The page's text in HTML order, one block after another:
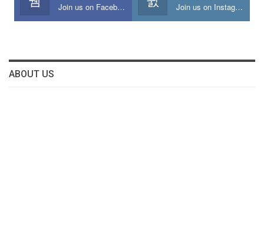
Join us on Facebook Join us on Instagram
ABOUT US